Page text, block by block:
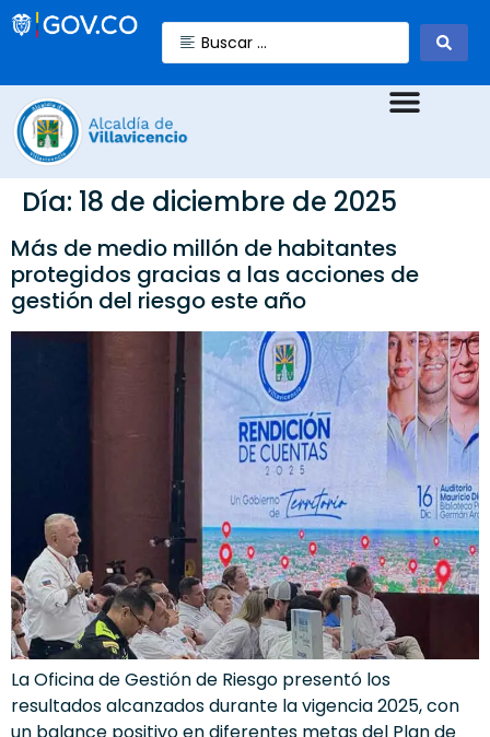
Día: 18 de diciembre de 2025
Más de medio millón de habitantes
protegidos gracias a las acciones de
gestión del riesgo este año
La Oficina de Gestión de Riesgo presentó los
resultados alcanzados durante la vigencia 2025, con